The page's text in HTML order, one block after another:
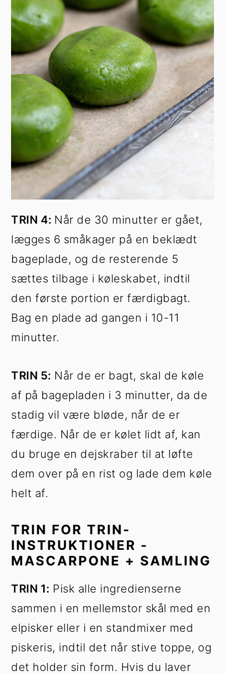
TRIN 4: Når de 30 minutter er gået,
lægges 6 småkager på en beklædt
bageplade, og de resterende 5
sættes tilbage i køleskabet, indtil
den første portion er færdigbagt.
Bag en plade ad gangen i 10-11
minutter.
TRIN 5: Når de er bagt, skal de køle
af på bagepladen i 3 minutter, da de
stadig vil være bløde, når de er
færdige. Når de er kølet lidt af, kan
du bruge en dejskraber til at løfte
dem over på en rist og lade dem køle
helt af.
TRIN FOR TRIN-
INSTRUKTIONER -
MASCARPONE + SAMLING
TRIN 1: Pisk alle ingredienserne
sammen i en mellemstor skål med en
elpisker eller i en standmixer med
piskeris, indtil det når stive toppe, og
det holder sin form. Hvis du laver